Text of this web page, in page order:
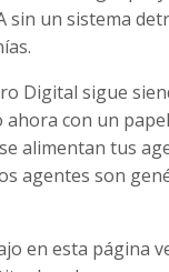
sin un sistema
Digital sigue
ahora con un
alimentan tus
agentes son
en esta página